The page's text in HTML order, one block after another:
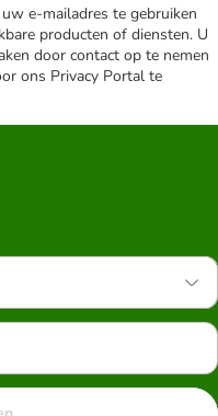
e-mailadres te gebruiken
producten of diensten. U
door contact op te nemen
ons Privacy Portal te